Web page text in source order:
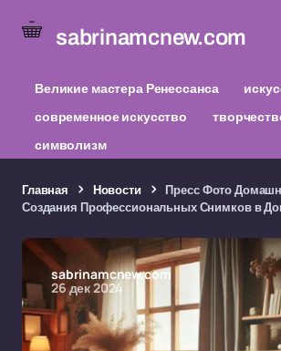
sabrinamcnew.com
Великие мастера Ренессанса
современное искусство
символизм
Главная Новости
Пресс Фото
Создания Профессиональных Снимков в
sabrinamcnew.com
26 дек 2024